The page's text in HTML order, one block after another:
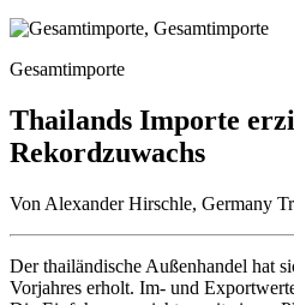
Gesamtimporte
Thailands Importe
Rekordzuwachs
Von Alexander Hirschle, Germany
Der thailändische Außenhandel hat
Vorjahres erholt. Im- und